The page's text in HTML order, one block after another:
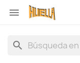

search